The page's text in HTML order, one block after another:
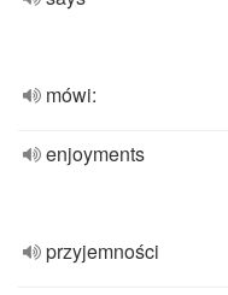
mówi:
enjoyments
przyjemności